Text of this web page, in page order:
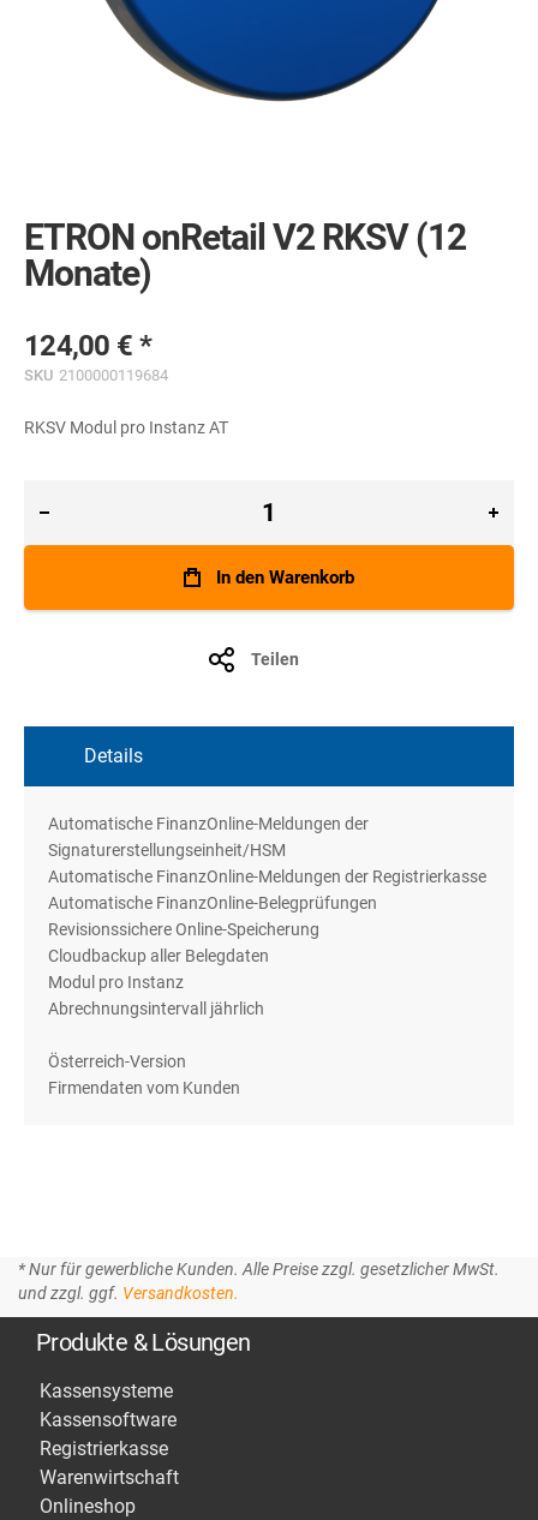
beginning
of
the
ETRON onRetail V2 RKSV (12
Monate)
124,00 €
SKU 2100000119684
RKSV Modul pro Instanz AT
In den Warenkorb
Teilen
Details
Automatische FinanzOnline-Meldungen der
Signaturerstellungseinheit/HSM
Automatische FinanzOnline-Meldungen der Registrierkasse
Automatische FinanzOnline-Belegprüfungen
Revisionssichere Online-Speicherung
Cloudbackup aller Belegdaten
Modul pro Instanz
Abrechnungsintervall jährlich
Österreich-Version
Firmendaten vom Kunden
* Nur für gewerbliche Kunden. Alle Preise zzgl. gesetzlicher MwSt.
und zzgl. ggf. Versandkosten.
Produkte & Lösungen
Kassensysteme
Kassensoftware
Registrierkasse
Warenwirtschaft
Onlineshop